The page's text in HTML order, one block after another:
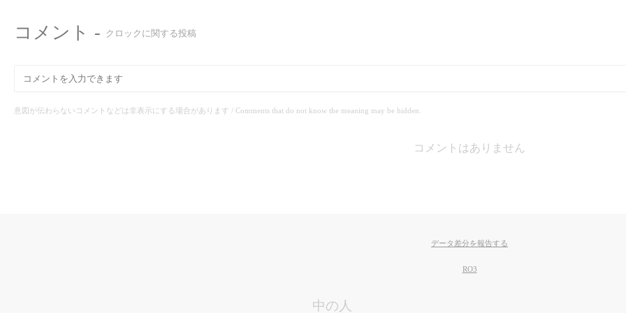
コメント - クロックに関する投稿
意図が伝わらないコメントなどは非表示にする場合があります / Comments that do not know the meaning may be hidden.
コメントはありません
データ差分を報告する
RO3
中の人